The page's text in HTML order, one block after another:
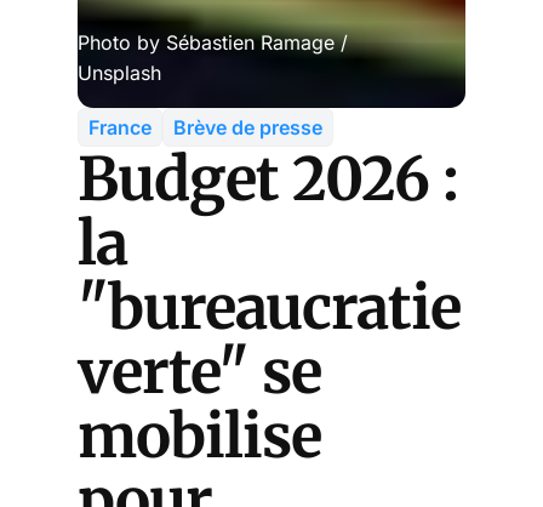
Photo by Sébastien Ramage /
Unsplash
France Brève de presse
Budget 2026 :
la
"bureaucratie
verte" se
mobilise